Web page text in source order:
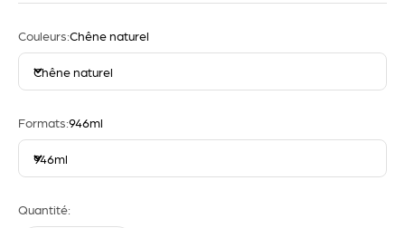
Couleurs:Chêne naturel
Chêne naturel
Formats:946ml
946ml
Quantité: